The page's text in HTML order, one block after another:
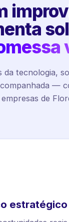
da tecnologia,
—
de
estratégico